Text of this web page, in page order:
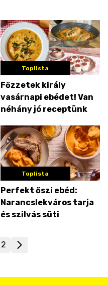
Toplista
Főzzetek király
vasárnapi ebédet! Van
néhány jó receptünk
Toplista
Perfekt őszi ebéd:
Narancslekváros tarja
és szilvás süti
2